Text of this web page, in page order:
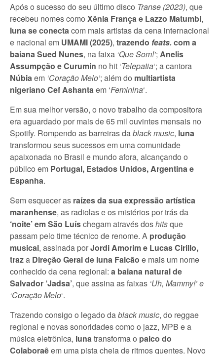
Após o sucesso do seu último disco Transe (2023), que
recebeu nomes como Xênia França e Lazzo Matumbi,
Iuna se conecta com mais artistas da cena internacional
e nacional em UMAMI (2025), trazendo feats. com a
baiana Sued Nunes, na faixa ‘Que Som!’; Anelis
Assumpção eCurumin no hit ‘Telepatia‘; a cantora
Núbia em ‘Coração Melo’; além do multiartista
nigeriano Cef Ashanta em ‘Feminina‘.
Em sua melhor versão, o novo trabalho da compositora
era aguardado por mais de 65 mil ouvintes mensais no
Spotify. Rompendo as barreiras dablack music, Iuna
transformou seus sucessos em uma comunidade
apaixonada no Brasil e mundo afora, alcançando o
público em Portugal, Estados Unidos, Argentina e
Espanha.
Sem esquecer as raízes da sua expressão artística
maranhense, as radiolas e os mistérios por trás da
‘noite’ em São Luíschegam através doshitsque
passam pelo time técnico de renome. A produção
musical, assinada porJordi Amorim e Lucas Cirillo,
traza Direção Geral de Iuna Falcão e mais um nome
conhecido da cena regional: a baiana natural de
Salvador ‘Jadsa’, que assina as faixas ‘Uh, Mammy!’ e
‘Coração Melo‘.
Trazendo consigo o legado dablack music, do reggae
regional e novas sonoridades como o jazz, MPB e a
música eletrônica, Iuna transforma o palco do
Colaboraêem uma pista cheia de ritmos quentes. Novo